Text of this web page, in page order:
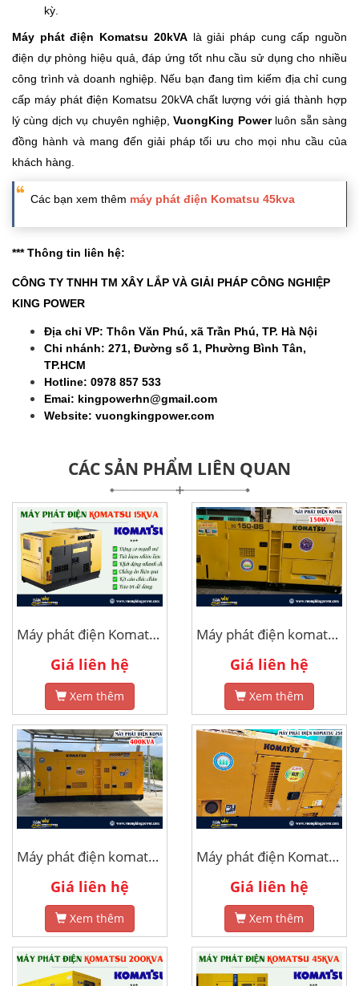
kỳ.
Máy phát điện Komatsu 20kVAlà giải pháp cung cấp nguồn
điện dự phòng hiệu quả, đáp ứng tốt nhu cầu sử dụng cho nhiều
công trình và doanh nghiệp. Nếu bạn đang tìm kiếm địa chỉ cung
cấp máy phát điện Komatsu 20kVA chất lượng với giá thành hợp
lý cùng dịch vụ chuyên nghiệp,VuongKing Powerluôn sẵn sàng
đồng hành và mang đến giải pháp tối ưu cho mọi nhu cầu của
khách hàng.
Các bạn xem thêm máy phát điện Komatsu 45kva
*** Thông tin liên hệ:
CÔNG TY TNHH TM XÂY LẮP VÀ GIẢI PHÁP CÔNG NGHIỆP
KING POWER
Địa chỉ VP: Thôn Văn Phú, xã Trần Phú, TP. Hà Nội
Chi nhánh: 271, Đường số 1, Phường Bình Tân,
TP.HCM
Hotline: 0978 857 533
Emai: kingpowerhn@gmail.com
Website: vuongkingpower.com
CÁC SẢN PHẨM LIÊN QUAN
Máy phát điện Komatsu 15kva
Giá liên hệ
Xem thêm
Máy phát điện komatsu 150kva
Giá liên hệ
Xem thêm
Máy phát điện komatsu 400kva
Giá liên hệ
Xem thêm
Máy phát điện Komatsu 25kva
Giá liên hệ
Xem thêm